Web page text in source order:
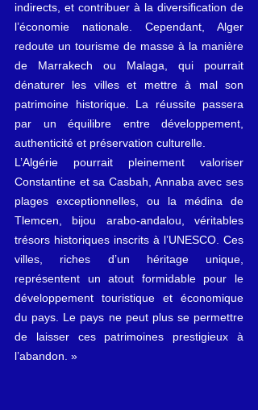
indirects, et contribuer à la diversification de
l’économie nationale. Cependant, Alger
redoute un tourisme de masse à la manière
de Marrakech ou Malaga, qui pourrait
dénaturer les villes et mettre à mal son
patrimoine historique. La réussite passera
par un équilibre entre développement,
authenticité et préservation culturelle.
L’Algérie pourrait pleinement valoriser
Constantine et sa Casbah, Annaba avec ses
plages exceptionnelles, ou la médina de
Tlemcen, bijou arabo-andalou, véritables
trésors historiques inscrits à l’UNESCO. Ces
villes, riches d’un héritage unique,
représentent un atout formidable pour le
développement touristique et économique
du pays. Le pays ne peut plus se permettre
de laisser ces patrimoines prestigieux à
l’abandon. »